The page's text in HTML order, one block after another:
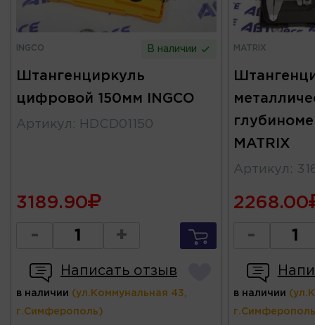
INGCO В наличии
Штангенциркуль
цифровой 150мм INGCO
Артикул : HDCD01150
3189.90
- +
Написать отзыв
в наличии (ул.Коммунальная 43,
г.Симферополь)
MATRIX
MATRIX
Артикул :
2268.00
-
в наличии